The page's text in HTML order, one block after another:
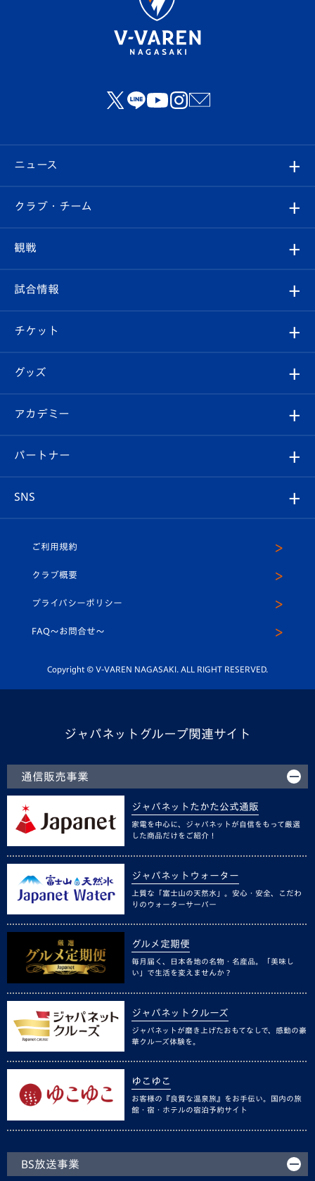
ニュース
すべて
クラブ
試合情報
チケット
イベント
メディア
ホームタウン
クラブ・チーム
クラブ概要
エンブレム紹介
スタッフプロフィール
マスコット紹介
平和祈念活動
ホームタウン活動
観戦
観戦ルール
はじめての観戦ガイド
Revive Team
ヴィヴィくんの長崎おもてなしガイド
試合情報
試合日程/結果
フォトギャラリー
スタジアムグルメ
チケット
チケット
V-LOVERS（ファンクラブ）
プレイヤーズスイート
グッズ
オンラインショップ
店舗情報
アカデミー
育成からのお知らせ
U-18
スクール
パートナー
SNS
ヴィヴィくんインスタグラム
公式LINE＠
ご利用規約
クラブ概要
プライバシーポリシー
FAQ〜お問合せ〜
Copyright © V-VAREN NAGASAKI. ALL RIGHT RESERVED.
ジャパネットグループ関連サイト
通信販売事業
ジャパネットたかた公式通販
家電を中心に、ジャパネットが自信をもって厳選
した商品だけをご紹介！
ジャパネットウォーター
上質な「富士山の天然水」。安心・安全、こだわ
りのウォーターサーバー
グルメ定期便
毎月届く、日本各地の名物・名産品。「美味し
い」で生活を変えませんか？
ジャパネットクルーズ
ジャパネットが磨き上げたおもてなしで、感動の豪
華クルーズ体験を。
ゆこゆこ
お客様の『良質な温泉旅』をお手伝い。国内の旅
館・宿・ホテルの宿泊予約サイト
BS放送事業